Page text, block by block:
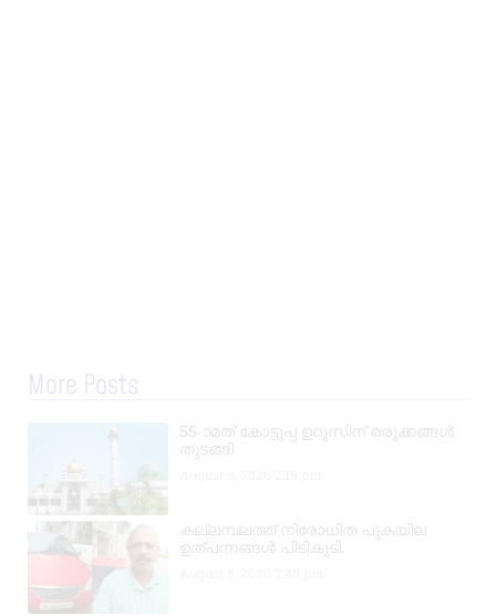
More Posts
55-ാമത് കോട്ടുപ്പ ഉറൂസിന് ഒരുക്കങ്ങൾ
തുടങ്ങി
കല്ലമ്പലത്ത് നിരോധിത പുകയില
ഉത്പന്നങ്ങൾ പിടികൂടി.